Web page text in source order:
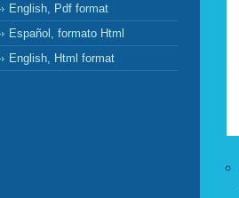
English, Pdf format
Español, formato Html
English, Html format